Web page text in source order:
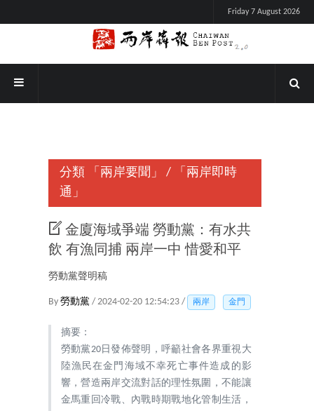
Friday 7 August 2026
分類 「兩岸要聞」 /
「兩岸即時
通」
金廈海域爭端 勞動黨：有水共
飲 有漁同捕 兩岸一中 惜愛和平
勞動黨聲明稿
By 勞動黨 / 2024-02-20 12:54:23 / 兩岸 金門
摘要：
勞動黨20日發佈聲明，呼籲社會各界重視大
陸漁民在金門海域不幸死亡事件造成的影
響，營造兩岸交流對話的理性氛圍，不能讓
金馬重回冷戰、內戰時期戰地化管制生活，